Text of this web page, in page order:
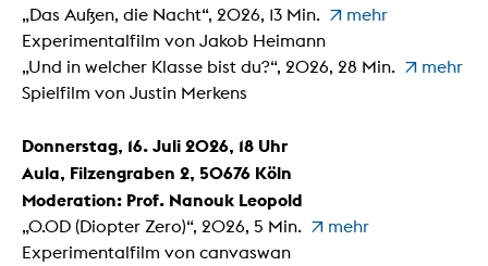
„Das Außen, die Nacht“, 2026, 13 Min.
mehr
Experimentalfilm von Jakob Heimann
„Und in welcher Klasse bist du?“, 2026, 28 Min.
mehr
Spielfilm von Justin Merkens
Donnerstag, 16. Juli 2026, 18 Uhr
Aula, Filzengraben 2, 50676 Köln
Moderation: Prof. Nanouk Leopold
„0.0D (Diopter Zero)“, 2026, 5 Min.
mehr
Experimentalfilm von canvaswan